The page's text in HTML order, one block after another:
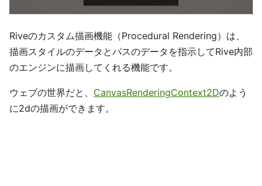
Riveのカスタム描画機能（Procedural Rendering）は、
描画スタイルのデータとパスのデータを指示してRive内部
のエンジンに描画してくれる機能です。
ウェブの世界だと、 CanvasRenderingContext2Dのよう
に2dの描画ができます。